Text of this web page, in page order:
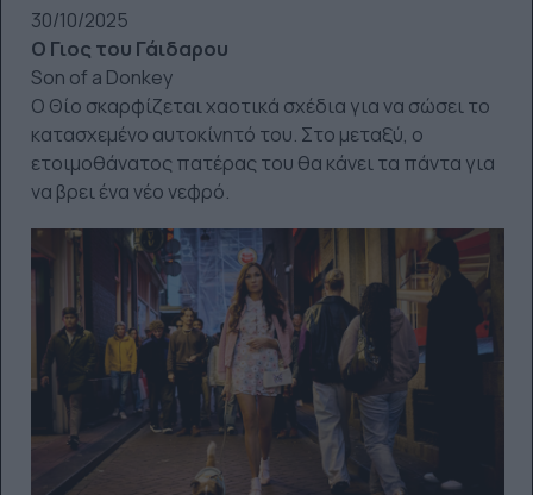
30/10/2025
Ο Γιος του Γάιδαρου
Son of a Donkey
Ο Θίο σκαρφίζεται χαοτικά σχέδια για να σώσει το
κατασχεμένο αυτοκίνητό του. Στο μεταξύ, ο
ετοιμοθάνατος πατέρας του θα κάνει τα πάντα για
να βρει ένα νέο νεφρό.